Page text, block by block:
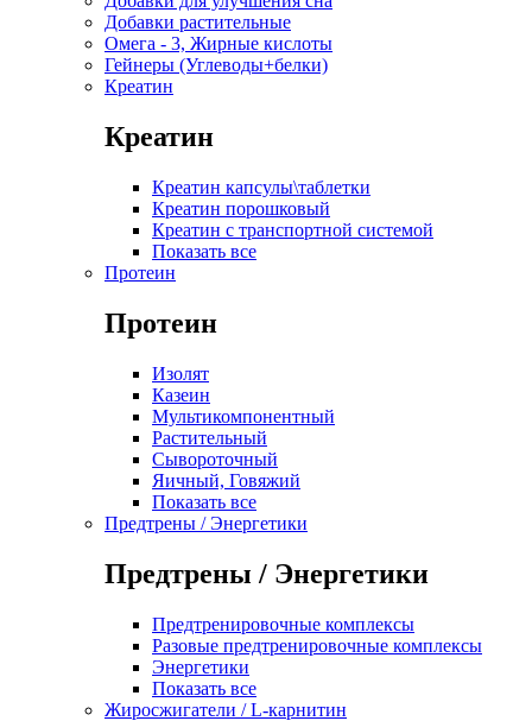
Добавки растительные
Омега - 3, Жирные кислоты
Гейнеры (Углеводы+белки)
Креатин
Креатин
Креатин капсулы\таблетки
Креатин порошковый
Креатин с транспортной системой
Показать все
Протеин
Протеин
Изолят
Казеин
Мультикомпонентный
Растительный
Сывороточный
Яичный, Говяжий
Показать все
Предтрены / Энергетики
Предтрены / Энергетики
Предтренировочные комплексы
Разовые предтренировочные комплексы
Энергетики
Показать все
Жиросжигатели / L-карнитин